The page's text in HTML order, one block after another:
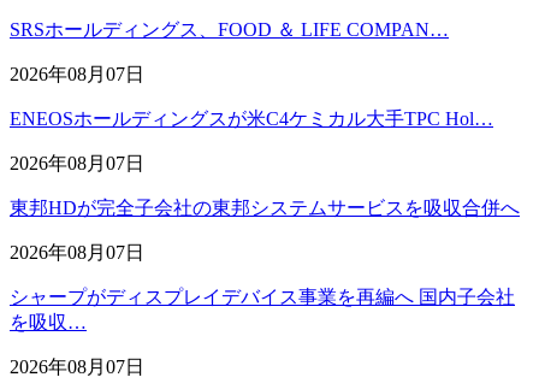
SRSホールディングス、FOOD ＆ LIFE COMPAN…
2026年08月07日
ENEOSホールディングスが米C4ケミカル大手TPC Hol…
2026年08月07日
東邦HDが完全子会社の東邦システムサービスを吸収合併へ
2026年08月07日
シャープがディスプレイデバイス事業を再編へ 国内子会社
を吸収…
2026年08月07日